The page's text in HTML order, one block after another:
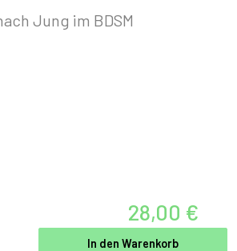
Jung im BDSM
28,00 €
In den Warenkorb